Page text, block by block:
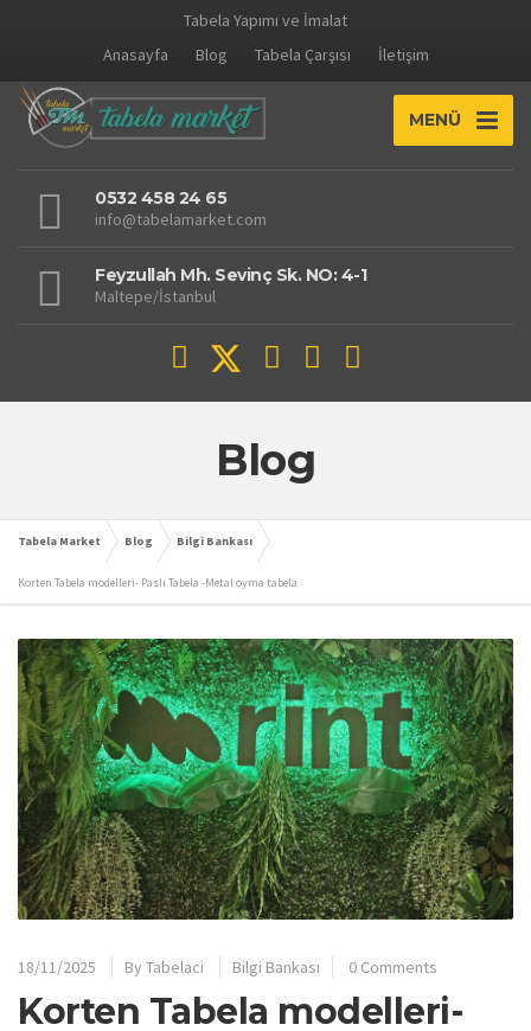
Tabela Yapımı ve İmalat
Anasayfa
Blog Tabela Çarşısı İletişim
MENÜ
0532 458 24 65
info@tabelamarket.com
Feyzullah Mh. Sevinç Sk. NO: 4-1
Maltepe/İstanbul
Blog
Tabela Market Blog Bilgi Bankası
Korten Tabela modelleri- Paslı Tabela -Metal oyma tabela
18/11/2025 By Tabelaci Bilgi Bankası 0 Comments
Korten Tabela modelleri-